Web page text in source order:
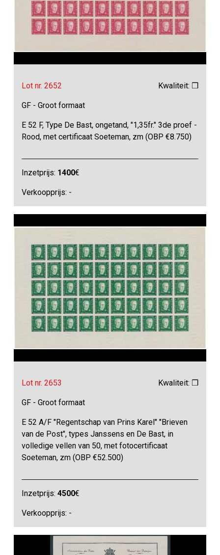
Lot nr. 2652 Kwaliteit: ❒
GF - Groot formaat
E 52 F, Type De Bast, ongetand, "1,35fr." 3de proef -
Rood, met certificaat Soeteman, zm (OBP €8.750)
Inzetprijs: 1400€
Verkoopprijs: -
Lot nr. 2653 Kwaliteit: ❒
GF - Groot formaat
E 52 A/F "Regentschap van Prins Karel" "Brieven
van de Post", types Janssens en De Bast, in
volledige vellen van 50, met fotocertificaat
Soeteman, zm (OBP €52.500)
Inzetprijs:4500€
Verkoopprijs: -